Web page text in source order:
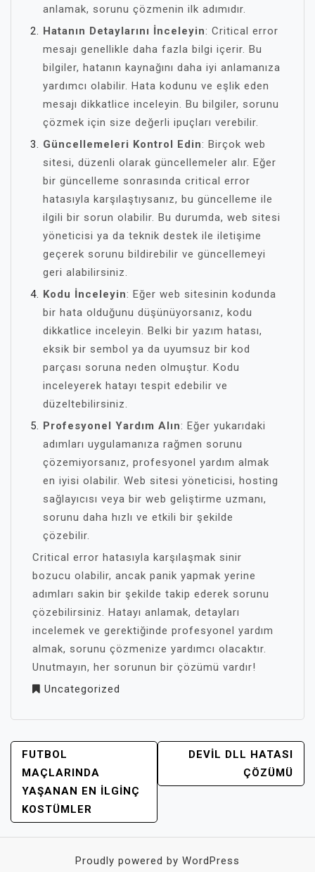
anlamak, sorunu çözmenin ilk adımıdır.
Hatanın Detaylarını İnceleyin: Critical error
mesajı genellikle daha fazla bilgi içerir. Bu
bilgiler, hatanın kaynağını daha iyi anlamanıza
yardımcı olabilir. Hata kodunu ve eşlik eden
mesajı dikkatlice inceleyin. Bu bilgiler, sorunu
çözmek için size değerli ipuçları verebilir.
Güncellemeleri Kontrol Edin: Birçok web
sitesi, düzenli olarak güncellemeler alır. Eğer
bir güncelleme sonrasında critical error
hatasıyla karşılaştıysanız, bu güncelleme ile
ilgili bir sorun olabilir. Bu durumda, web sitesi
yöneticisi ya da teknik destek ile iletişime
geçerek sorunu bildirebilir ve güncellemeyi
geri alabilirsiniz.
Kodu İnceleyin: Eğer web sitesinin kodunda
bir hata olduğunu düşünüyorsanız, kodu
dikkatlice inceleyin. Belki bir yazım hatası,
eksik bir sembol ya da uyumsuz bir kod
parçası soruna neden olmuştur. Kodu
inceleyerek hatayı tespit edebilir ve
düzeltebilirsiniz.
Profesyonel Yardım Alın: Eğer yukarıdaki
adımları uygulamanıza rağmen sorunu
çözemiyorsanız, profesyonel yardım almak
en iyisi olabilir. Web sitesi yöneticisi, hosting
sağlayıcısı veya bir web geliştirme uzmanı,
sorunu daha hızlı ve etkili bir şekilde
çözebilir.
Critical error hatasıyla karşılaşmak sinir
bozucu olabilir, ancak panik yapmak yerine
adımları sakin bir şekilde takip ederek sorunu
çözebilirsiniz. Hatayı anlamak, detayları
incelemek ve gerektiğinde profesyonel yardım
almak, sorunu çözmenize yardımcı olacaktır.
Unutmayın, her sorunun bir çözümü vardır!
Uncategorized
YAZI
GEZINMESI
FUTBOL
MAÇLARINDA
YAŞANAN EN İLGINÇ
KOSTÜMLER
DEVIL DLL HATASI
ÇÖZÜMÜ
Proudly powered by WordPress